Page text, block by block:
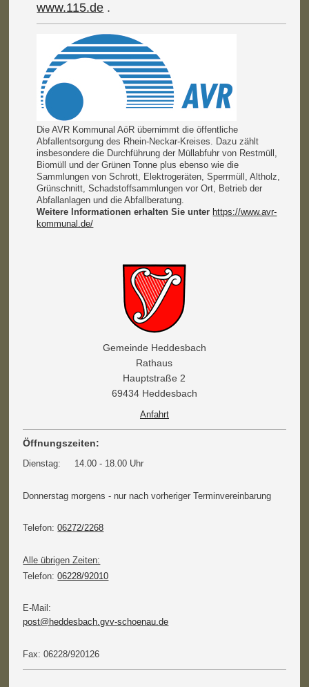
www.115.de .
Die AVR Kommunal AöR übernimmt die öffentliche
Abfallentsorgung des Rhein-Neckar-Kreises. Dazu zählt
insbesondere die Durchführung der Müllabfuhr von Restmüll,
Biomüll und der Grünen Tonne plus ebenso wie die
Sammlungen von Schrott, Elektrogeräten, Sperrmüll, Altholz,
Grünschnitt, Schadstoffsammlungen vor Ort, Betrieb der
Abfallanlagen und die Abfallberatung.
Weitere Informationen erhalten Sie unter https://www.avr-
kommunal.de/
Gemeinde Heddesbach
Rathaus
Hauptstraße 2
69434 Heddesbach
Anfahrt
Öffnungszeiten:
Dienstag: 14.00 - 18.00 Uhr
Donnerstag morgens - nur nach vorheriger Terminvereinbarung
Telefon:06272/2268
Alle übrigen Zeiten:
Telefon:06228/92010
E-Mail:
post@heddesbach.gvv-schoenau.de
Fax: 06228/920126